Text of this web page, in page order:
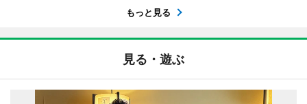
もっと見る
見る・遊ぶ